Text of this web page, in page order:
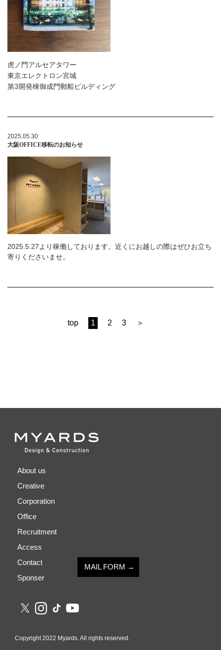
虎ノ門アルセアタワー
東京エレクトロン宮城
第3開発棟御成門郵船ビルディング
2025.05.30
大阪OFFICE移転のお知らせ
2025.5.27より稼働しております。近くにお越しの際はぜひお立ち
寄りくださいませ。
top 1 2 3 ＞
About us
Creative
Corporation
Office
Recruitment
Access
Contact
MAIL FORM →
Sponser
Copyright 2022 Myards. All rights reserved.